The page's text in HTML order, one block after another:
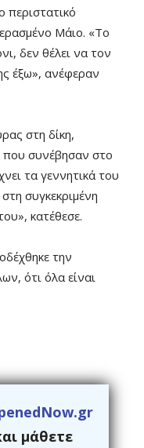
περιστατικό
Μάιο. «Το
δεν θέλει να τον
έξω», ανέφεραν
στη δίκη,
που συνέβησαν στο
τα γεννητικά του
συγκεκριμένη
κατέθεσε.
την
ότι όλα είναι
μάθετε